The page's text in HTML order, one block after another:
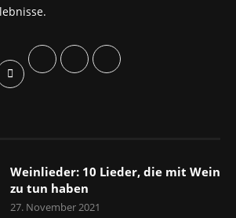
Weinlieder: 10 Lieder, die mit Wein
zu tun haben
27. November 2021